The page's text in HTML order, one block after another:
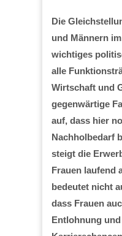
Die
und Männern
wichtiges
alle
Wirtschaft und
gegenwärtige
auf, dass hier
Nachholbedarf
steigt die
Frauen laufend
bedeutet nicht
dass Frauen
Entlohnung